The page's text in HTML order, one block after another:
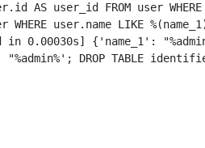
AS user_id FROM user WHERE
user.name LIKE
0.00030s] {'name_1':
DROP TABLE